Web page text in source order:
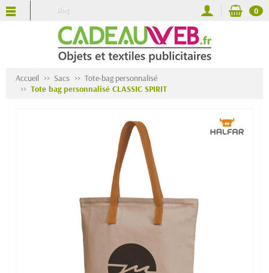
Blog 0
Accueil Sacs
Tote-bag personnalisé
Tote bag personnalisé CLASSIC SPIRIT